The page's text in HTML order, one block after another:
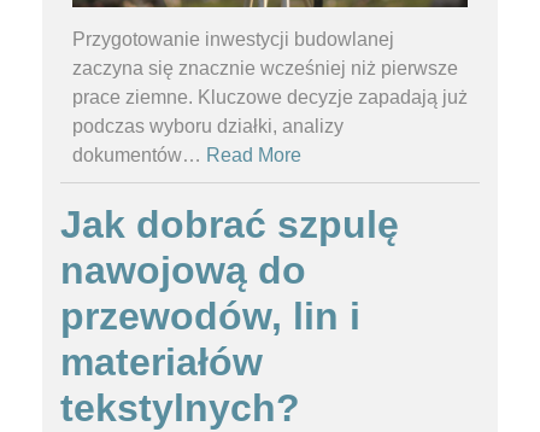
Przygotowanie inwestycji budowlanej
zaczyna się znacznie wcześniej niż pierwsze
prace ziemne. Kluczowe decyzje zapadają już
podczas wyboru działki, analizy
dokumentów… Read More
Jak dobrać szpulę
nawojową do
przewodów, lin i
materiałów
tekstylnych?